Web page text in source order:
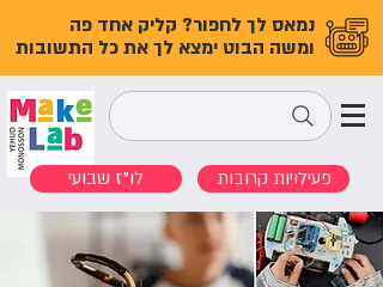
נמאס לך לחפור? קליק אחד פה
ומשה הבוט ימצא לך את כל התשובות
לו"ז שבועי פעילויות קרובות